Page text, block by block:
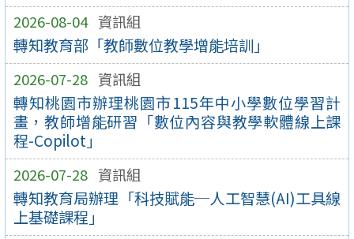
2026-08-04 資訊組
轉知教育部「教師數位教學增能培訓」
2026-07-28 資訊組
轉知桃園市辦理桃園市115年中小學數位學習計
畫，教師增能研習「數位內容與教學軟體線上課
程-Copilot」
2026-07-28 資訊組
轉知教育局辦理「科技賦能─人工智慧(AI)工具線
上基礎課程」